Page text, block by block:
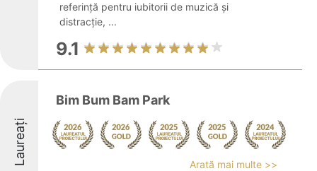
referință pentru iubitorii de muzică și
distracție, ...
9.1
Laureați
Bim Bum Bam Park
Arată mai multe >>